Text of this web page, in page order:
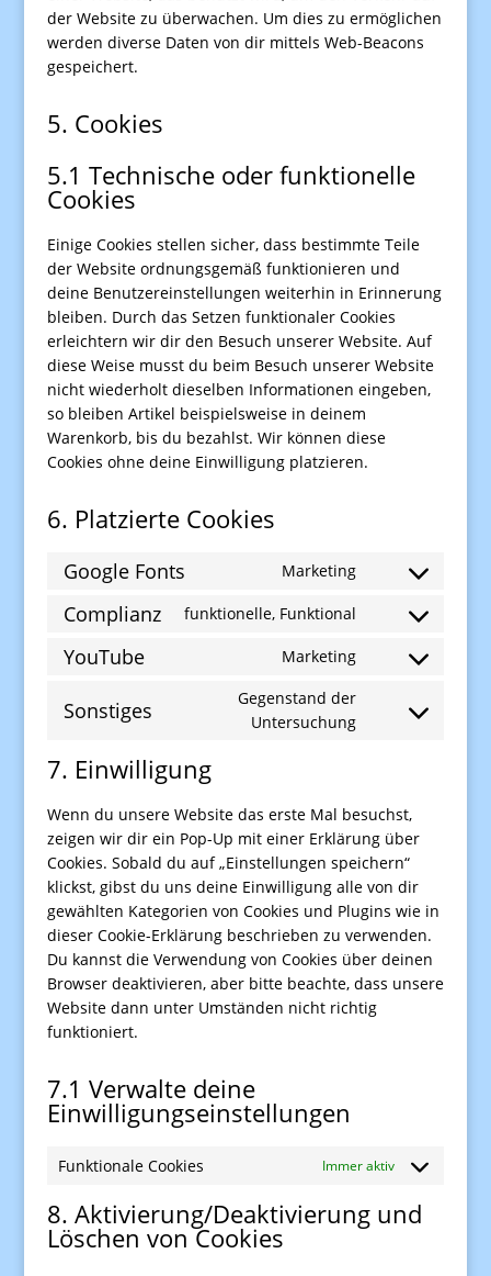
der Website zu überwachen. Um dies zu ermöglichen
werden diverse Daten von dir mittels Web-Beacons
gespeichert.
5. Cookies
5.1 Technische oder funktionelle
Cookies
Einige Cookies stellen sicher, dass bestimmte Teile
der Website ordnungsgemäß funktionieren und
deine Benutzereinstellungen weiterhin in Erinnerung
bleiben. Durch das Setzen funktionaler Cookies
erleichtern wir dir den Besuch unserer Website. Auf
diese Weise musst du beim Besuch unserer Website
nicht wiederholt dieselben Informationen eingeben,
so bleiben Artikel beispielsweise in deinem
Warenkorb, bis du bezahlst. Wir können diese
Cookies ohne deine Einwilligung platzieren.
6. Platzierte Cookies
Google Fonts Marketing
Consent
service
google-
Complianz funktionelle, Funktional
Consent
service
YouTube Marketing
Consent
service
Sonstiges
Gegenstand der
Untersuchung
Consent
7. Einwilligung
Wenn du unsere Website das erste Mal besuchst,
zeigen wir dir ein Pop-Up mit einer Erklärung über
Cookies. Sobald du auf „Einstellungen speichern“
klickst, gibst du uns deine Einwilligung alle von dir
gewählten Kategorien von Cookies und Plugins wie in
dieser Cookie-Erklärung beschrieben zu verwenden.
Du kannst die Verwendung von Cookies über deinen
Browser deaktivieren, aber bitte beachte, dass unsere
Website dann unter Umständen nicht richtig
funktioniert.
7.1 Verwalte deine
Einwilligungseinstellungen
Funktionale Cookies Immer aktiv
8. Aktivierung/Deaktivierung und
Löschen von Cookies